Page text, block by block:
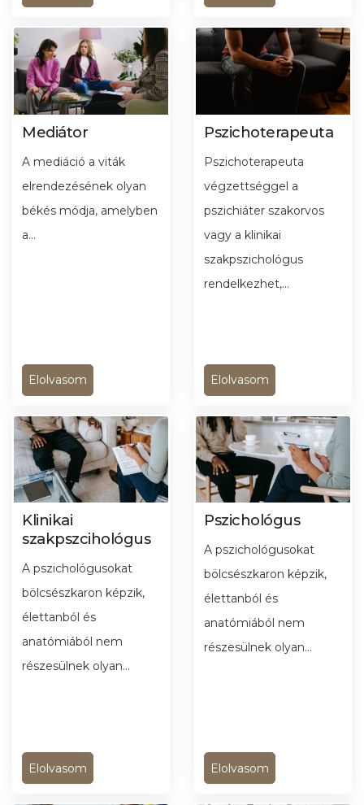
Mediátor
A mediáció a viták
elrendezésének olyan
békés módja, amelyben
a...
Elolvasom
Pszichoterapeuta
Pszichoterapeuta
végzettséggel a
pszichiáter szakorvos
vagy a klinikai
szakpszichológus
rendelkezhet,...
Elolvasom
Klinikai
szakpszcihológus
A pszichológusokat
bölcsészkaron képzik,
élettanból és
anatómiából nem
részesülnek olyan...
Elolvasom
Pszichológus
A pszichológusokat
bölcsészkaron képzik,
élettanból és
anatómiából nem
részesülnek olyan...
Elolvasom